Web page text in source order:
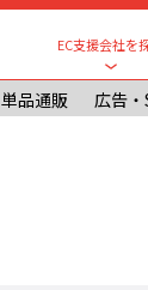
EC支援会社を
単品通販 広告・